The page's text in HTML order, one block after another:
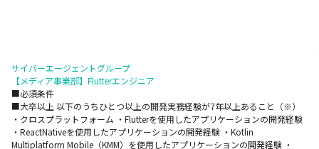
サイバーエージェントグループ
【メディア事業部】Flutterエンジニア
■必須条件
■大卒以上 以下のうちひとつ以上の開発実務経験が7年以上あること（※）
・クロスプラットフォーム ・Flutterを使用したアプリケーションの開発経験
・ReactNativeを使用したアプリケーションの開発経験 ・Kotlin
Multiplatform Mobile（KMM）を使用したアプリケーションの開発経験 ・